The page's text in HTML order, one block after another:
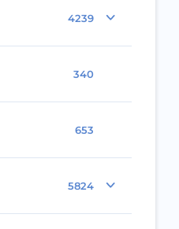
4239
340
653
5824